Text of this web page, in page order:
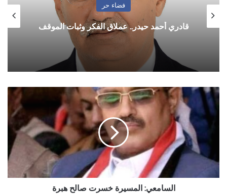
فضاء حر
حيدر.. عملاق الفكر وثبات الموقف يكفي
السامعي:
المسيرة
خسرت
صالح
السامعي: المسيرة خسرت صالح هبرة